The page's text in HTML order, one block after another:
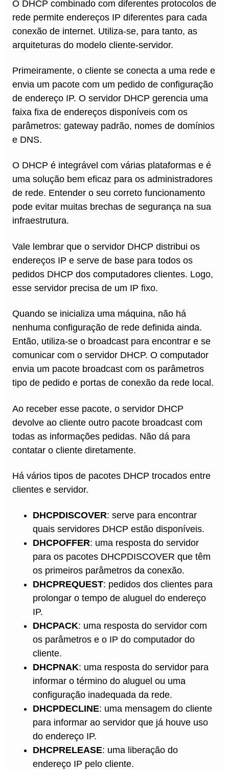
O DHCP combinado com diferentes protocolos de
rede permite endereços IP diferentes para cada
conexão de internet. Utiliza-se, para tanto, as
arquiteturas do modelo cliente-servidor.
Primeiramente, o cliente se conecta a uma rede e
envia um pacote com um pedido de configuração
de endereço IP. O servidor DHCP gerencia uma
faixa fixa de endereços disponíveis com os
parâmetros: gateway padrão, nomes de domínios
e DNS.
O DHCP é integrável com várias plataformas e é
uma solução bem eficaz para os administradores
de rede. Entender o seu correto funcionamento
pode evitar muitas brechas de segurança na sua
infraestrutura.
Vale lembrar que o servidor DHCP distribui os
endereços IP e serve de base para todos os
pedidos DHCP dos computadores clientes. Logo,
esse servidor precisa de um IP fixo.
Quando se inicializa uma máquina, não há
nenhuma configuração de rede definida ainda.
Então, utiliza-se o broadcast para encontrar e se
comunicar com o servidor DHCP. O computador
envia um pacote broadcast com os parâmetros
tipo de pedido e portas de conexão da rede local.
Ao receber esse pacote, o servidor DHCP
devolve ao cliente outro pacote broadcast com
todas as informações pedidas. Não dá para
contatar o cliente diretamente.
Há vários tipos de pacotes DHCP trocados entre
clientes e servidor.
DHCPDISCOVER: serve para encontrar
quais servidores DHCP estão disponíveis.
DHCPOFFER: uma resposta do servidor
para os pacotes DHCPDISCOVER que têm
os primeiros parâmetros da conexão.
DHCPREQUEST: pedidos dos clientes para
prolongar o tempo de aluguel do endereço
IP.
DHCPACK: uma resposta do servidor com
os parâmetros e o IP do computador do
cliente.
DHCPNAK: uma resposta do servidor para
informar o término do aluguel ou uma
configuração inadequada da rede.
DHCPDECLINE: uma mensagem do cliente
para informar ao servidor que já houve uso
do endereço IP.
DHCPRELEASE: uma liberação do
endereço IP pelo cliente.